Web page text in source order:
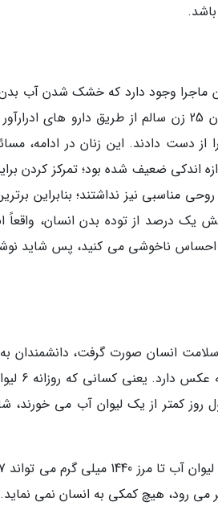
ماجرا وجود دارد که خشک شدن آب
تواند به اختلال در عملکرد شناختی منجر گردد. در یک آزمایش علمی، آب بدن 25 زن سالم از طریق دارو های
ها حدود 1% توده انسانی شان را از دست دادند. این زنان در ادامه،
ضعیف شده بود؛ تمرکز کردن
نیز نداشتند؛ بنابراین
درصد از توده بدن انسان، واقعاً
احساس ناخوشی می کنید، پس شاید
انسان صورت گرفت، دانشمندان
نتیجه رسیدند که اندازه آب دریافتی بدن
که در طول روز کمتر از یک لیوان آب می
می رود، هیچ کمکی به انسان نمی نماید.